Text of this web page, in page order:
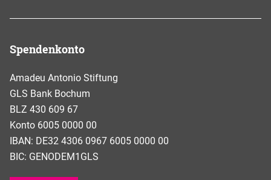
Spendenkonto
Amadeu Antonio Stiftung
GLS Bank Bochum
BLZ 430 609 67
Konto 6005 0000 00
IBAN: DE32 4306 0967 6005 0000 00
BIC: GENODEM1GLS